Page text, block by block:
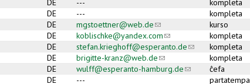
DE ---
kompleta
DE ---
kompleta
DE mgstoettner@web.de(link sends e-mail)kurso
DE koblischke@yandex.com(link sends e-mail)
kompleta
DE stefan.krieghoff@esperanto.de(link sends e-mail)
kompleta
DE brigitte-kranz@web.de(link sends e-mail)kompleta
DE wulff@esperanto-hamburg.de(link sends e-mail)
ĉefa
DE --- partatempa